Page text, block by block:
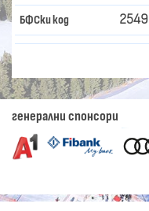
БФСки код 2549
генерални спонсори